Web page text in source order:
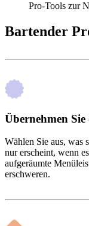
Pro-Tools zur
Bartender
Übernehmen
Wählen Sie aus, was
nur erscheint, wenn
aufgeräumte
erschweren.